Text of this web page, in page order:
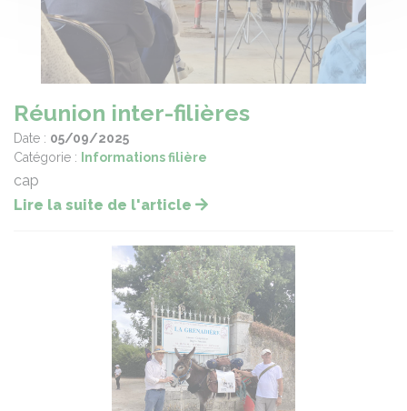
Réunion inter-filières
Date : 05/09/2025
Catégorie :
Informations filière
cap
Lire la suite de l'article